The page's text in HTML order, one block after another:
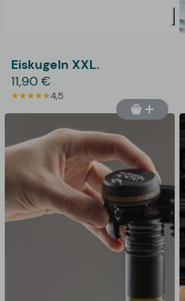
Eiskugeln XXL.
11,90 €
4,5